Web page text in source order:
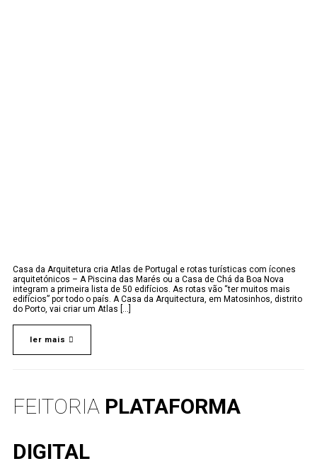
Casa da Arquitetura cria Atlas de Portugal e rotas turísticas com ícones
arquitetónicos – A Piscina das Marés ou a Casa de Chá da Boa Nova
integram a primeira lista de 50 edifícios. As rotas vão “ter muitos mais
edifícios” por todo o país. A Casa da Arquitectura, em Matosinhos, distrito
do Porto, vai criar um Atlas [...]
ler mais
FEITORIA PLATAFORMA
DIGITAL